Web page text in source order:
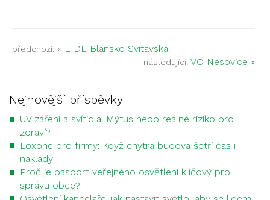
předchozí: « LIDL Blansko Svitavská
následující: VO Nesovice »
Nejnovější příspěvky
UV záření a svítidla: Mýtus nebo reálné riziko pro
zdraví?
Loxone pro firmy: Když chytrá budova šetří čas i
náklady
Proč je pasport veřejného osvětlení klíčový pro
správu obce?